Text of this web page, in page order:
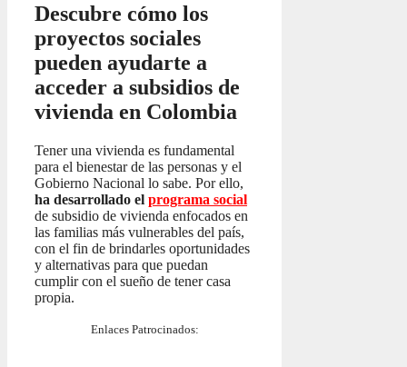
Descubre cómo los
proyectos sociales
pueden ayudarte a
acceder a subsidios de
vivienda en Colombia
Tener una vivienda es fundamental
para el bienestar de las personas y el
Gobierno Nacional lo sabe. Por ello,
ha desarrollado el programa social
de subsidio de vivienda enfocados en
las familias más vulnerables del país,
con el fin de brindarles oportunidades
y alternativas para que puedan
cumplir con el sueño de tener casa
propia.
Enlaces Patrocinados: